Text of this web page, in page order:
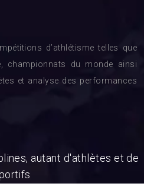
d’athlétisme telles que
championnats du monde ainsi
et analyse des performances
autant d'athlètes et de